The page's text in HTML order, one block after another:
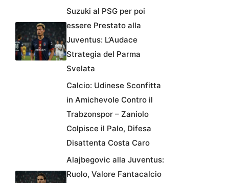
Suzuki al PSG per poi
essere Prestato alla
Juventus: L’Audace
Strategia del Parma
Svelata
Calcio: Udinese Sconfitta
in Amichevole Contro il
Trabzonspor – Zaniolo
Colpisce il Palo, Difesa
Disattenta Costa Caro
Alajbegovic alla Juventus:
Ruolo, Valore Fantacalcio